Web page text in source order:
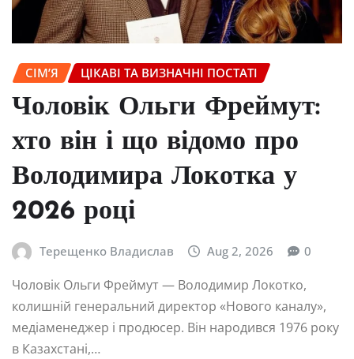
СІМ’Я ЦІКАВІ ТА ВИЗНАЧНІ ПОСТАТІ
Чоловік Ольги Фреймут:
хто він і що відомо про
Володимира Локотка у
2026 році
Терещенко Владислав Aug 2, 2026 0
Чоловік Ольги Фреймут — Володимир Локотко,
колишній генеральний директор «Нового каналу»,
медіаменеджер і продюсер. Він народився 1976 року
в Казахстані,…